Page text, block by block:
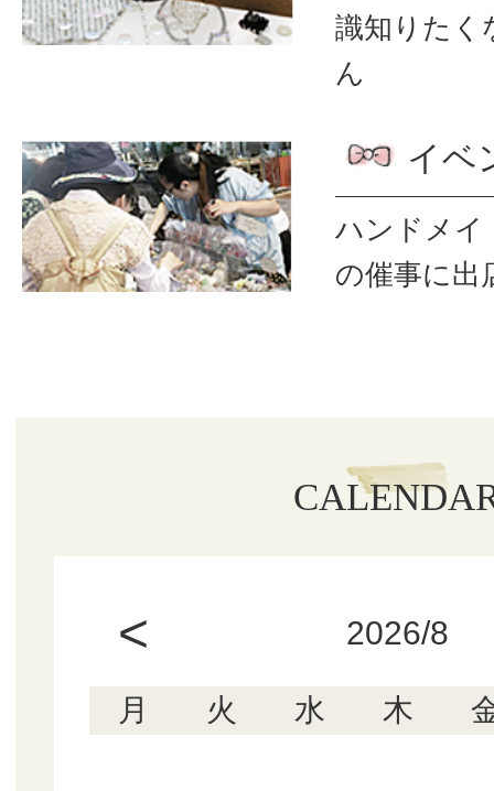
識知りたく
ん
イベ
ハンドメイ
の催事に出
< 2026/8
月 火 水 木